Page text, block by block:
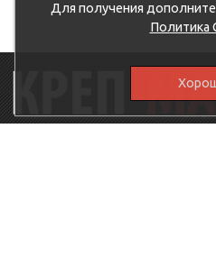
Для получения
Политика